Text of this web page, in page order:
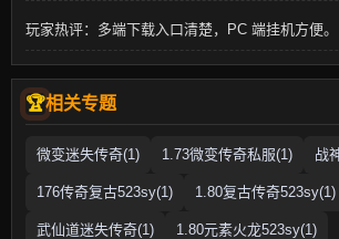
玩家热评：多端下载入口清楚，PC 端挂机方便。
相关专题
微变迷失传奇(1) 1.73微变传奇私服(1) 战
176传奇复古523sy(1) 1.80复古传奇523sy(1)
武仙道迷失传奇(1) 1.80元素火龙523sy(1)